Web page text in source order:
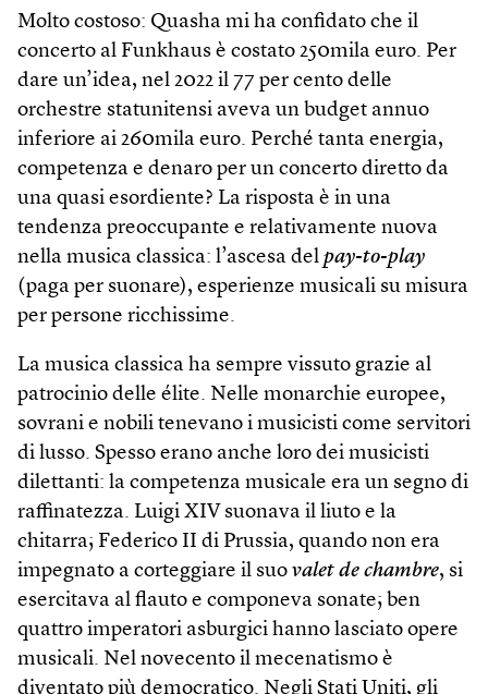
Molto costoso: Quasha mi ha confidato che il
concerto al Funkhaus è costato 250mila euro. Per
dare un’idea, nel 2022 il 77 per cento delle
orchestre statunitensi aveva un budget annuo
inferiore ai 260mila euro. Perché tanta energia,
competenza e denaro per un concerto diretto da
una quasi esordiente? La risposta è in una
tendenza preoccupante e relativamente nuova
nella musica classica: l’ascesa del pay-to-play
(paga per suonare), esperienze musicali su misura
per persone ricchissime.
La musica classica ha sempre vissuto grazie al
patrocinio delle élite. Nelle monarchie europee,
sovrani e nobili tenevano i musicisti come servitori
di lusso. Spesso erano anche loro dei musicisti
dilettanti: la competenza musicale era un segno di
raffinatezza. Luigi XIV suonava il liuto e la
chitarra; Federico II di Prussia, quando non era
impegnato a corteggiare il suo valet de chambre, si
esercitava al flauto e componeva sonate; ben
quattro imperatori asburgici hanno lasciato opere
musicali. Nel novecento il mecenatismo è
diventato più democratico. Negli Stati Uniti, gli